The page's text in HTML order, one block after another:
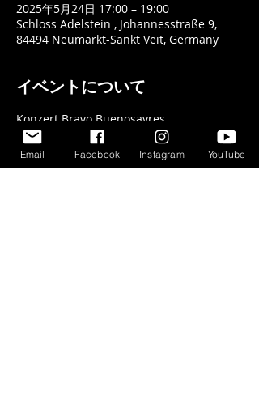
2025年5月24日 17:00 – 19:00
Schloss Adelstein , Johannesstraße 9,
84494 Neumarkt-Sankt Veit, Germany
イベントについて
Konzert Bravo Buenosayres
Tango als Kammermusik
Samstag, 24.05.25 um 17:00 Uhr
Email Facebook Instagram YouTube